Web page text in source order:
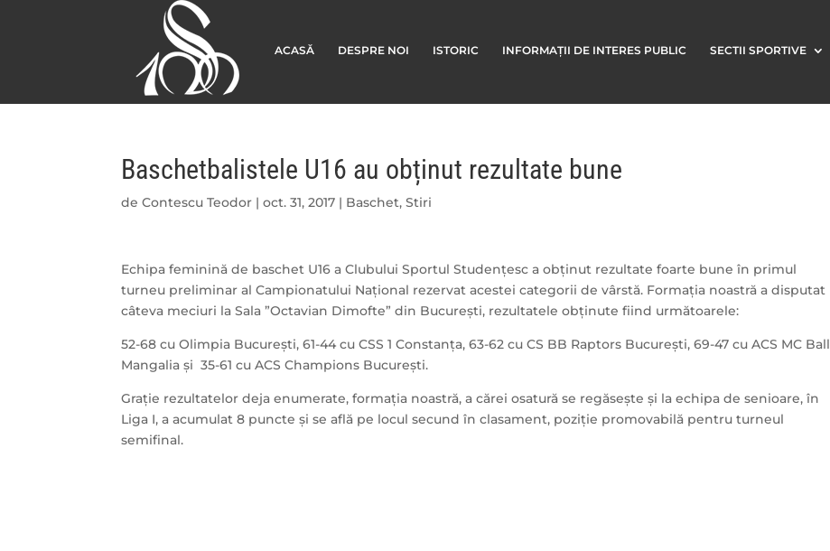
ACASĂ DESPRE NOI ISTORIC INFORMAȚII DE INTERES PUBLIC SECTII SPORTIVE
Baschetbalistele U16 au obținut rezultate bune
deContescu Teodor |oct. 31, 2017 | Baschet,Stiri
Echipa feminină de baschet U16 a Clubului Sportul Studențesc a obținut rezultate foarte bune în primul
turneu preliminar al Campionatului Național rezervat acestei categorii de vârstă. Formația noastră a disputat
câteva meciuri la Sala ”Octavian Dimofte” din București, rezultatele obținute fiind următoarele:
52-68 cu Olimpia București, 61-44 cu CSS 1 Constanța, 63-62 cu CS BB Raptors București, 69-47 cu ACS MC Ball
Mangalia și 35-61 cu ACS Champions București.
Grație rezultatelor deja enumerate, formația noastră, a cărei osatură se regăsește și la echipa de senioare, în
Liga I, a acumulat 8 puncte și se află pe locul secund în clasament, poziție promovabilă pentru turneul
semifinal.